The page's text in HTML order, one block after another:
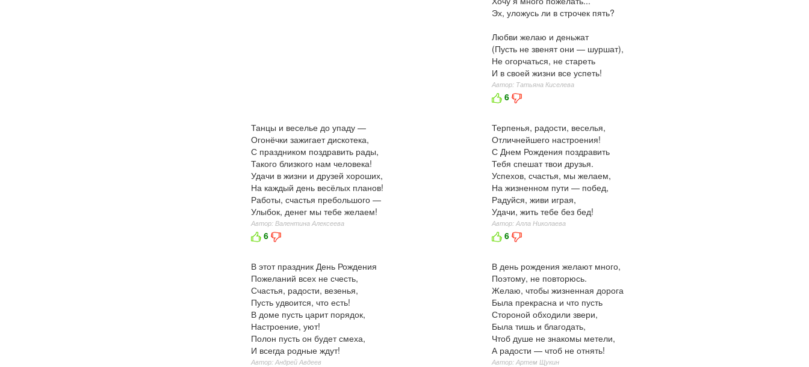
Эх, уложусь ли в строчек пять?
Любви желаю и деньжат
(Пусть не звенят они — шуршат),
Не огорчаться, не стареть
И в своей жизни все успеть!
Автор: Татьяна Киселева
6
Танцы и веселье до упаду —
Огонёчки зажигает дискотека,
С праздником поздравить рады,
Такого близкого нам человека!
Удачи в жизни и друзей хороших,
На каждый день весёлых планов!
Работы, счастья пребольшого —
Улыбок, денег мы тебе желаем!
Автор: Валентина Алексеева
6
Терпенья, радости, веселья,
Отличнейшего настроения!
С Днем Рождения поздравить
Тебя спешат твои друзья.
Успехов, счастья, мы желаем,
На жизненном пути — побед,
Радуйся, живи играя,
Удачи, жить тебе без бед!
Автор: Алла Николаева
6
В этот праздник День Рождения
Пожеланий всех не счесть,
Счастья, радости, везенья,
Пусть удвоится, что есть!
В доме пусть царит порядок,
Настроение, уют!
Полон пусть он будет смеха,
И всегда родные ждут!
Автор: Андрей Авдеев
В день рождения желают много,
Поэтому, не повторюсь.
Желаю, чтобы жизненная дорога
Была прекрасна и что пусть
Стороной обходили звери,
Была тишь и благодать,
Чтоб душе не знакомы метели,
А радости — чтоб не отнять!
Автор: Артем Щукин